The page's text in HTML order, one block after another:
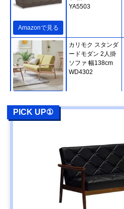
Amazonで見る
YA5503
カリモク スタンダ
ードモダン 2人掛
ソファ 幅138cm
WD4302
Amazonで見る
カリモク60 ロビ
ーチェア 3シータ
ー U36213
PICK UP①